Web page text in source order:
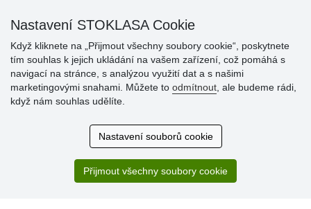
Hodnocení
zákazníků
Super obchod, kvalitní zboží za slušné ceny. Vřele
Nastavení STOKLASA Cookie
Když kliknete na „Přijmout všechny soubory cookie“, poskytnete
tím souhlas k jejich ukládání na vašem zařízení, což pomáhá s
navigací na stránce, s analýzou využití dat a s našimi
marketingovými snahami. Můžete to odmítnout , ale budeme rádi,
když nám souhlas udělíte.
Nastavení souborů cookie
Přijmout všechny soubory cookie